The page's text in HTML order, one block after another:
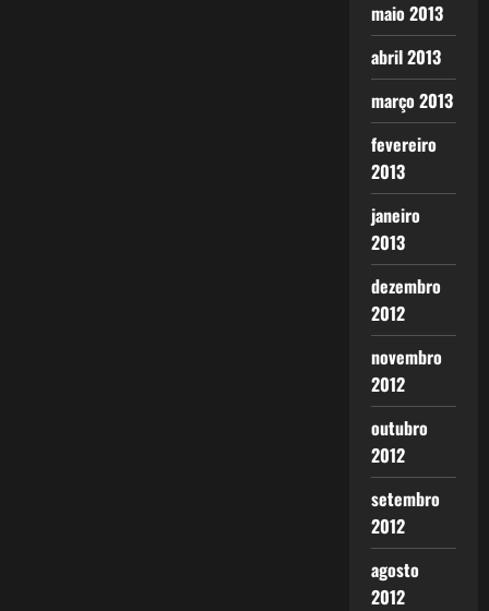
maio 2013
abril 2013
março 2013
fevereiro
2013
janeiro
2013
dezembro
2012
novembro
2012
outubro
2012
setembro
2012
agosto
2012